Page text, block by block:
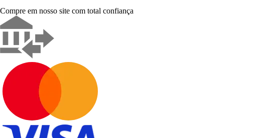
Compre em nosso site com total confiança